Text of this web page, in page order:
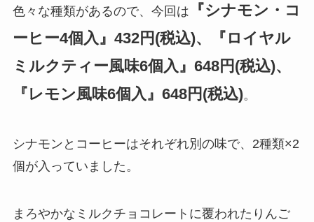
色々な種類があるので、今回は
『シナモン・コ
ーヒー4個入』432円(税込)、『ロイヤル
ミルクティー風味6個入』648円(税込)、
『レモン風味6個入』648円(税込)。
シナモンとコーヒーはそれぞれ別の味で、2種類×2
個が入っていました。
まろやかなミルクチョコレートに覆われたりんご